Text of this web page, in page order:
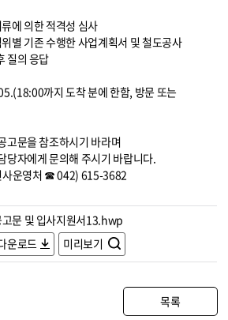
에 의한 적격성 심사
별 기존 수행한 사업계획서 및 철도공사
질의 응답
까지 도착 분에 한함, 방문 또는
고문을 참조하시기 바라며
당자에게 문의해 주시기 바랍니다.
사운영처 ☎ 042) 615-3682
문 및 입사지원서13.hwp
운로드
미리보기
목록